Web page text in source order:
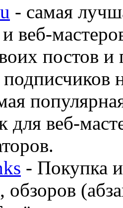
- самая
и веб-
постов
для веб-
- Покупка
обзоров